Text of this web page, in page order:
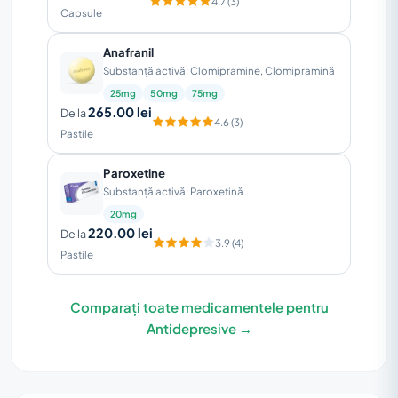
Capsule
Anafranil
Substanță activă: Clomipramine, Clomipramină
25mg 50mg 75mg
De la265.00 lei
Pastile
4.6 (3)
Paroxetine
Substanță activă: Paroxetină
20mg
De la220.00 lei
Pastile
3.9 (4)
Comparați toate medicamentele pentru
Antidepresive →